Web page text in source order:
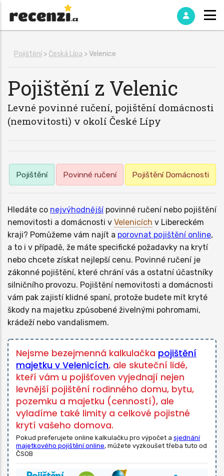
Pojištění > Česká Lípa > Velenice
Pojištění z Velenic
Levné povinné ručení, pojištění domácnosti
(nemovitosti) v okolí České Lípy
Pojištění Povinné ručení Pojištění Domácnosti
Hledáte co nejvýhodnějšípovinné ručení nebo pojištění
nemovitosti a domácnosti v Velenicích v Libereckém
kraji? Pomůžeme vám najít a porovnat pojištění online,
a to i v případě, že máte specifické požadavky na krytí
nebo chcete získat nejlepší cenu. Povinné ručení je
zákonné pojištění, které chrání vás a ostatní účastníky
silničního provozu. Pojištění nemovitosti a domácnosti
vám pak zajistí klidné spaní, protože budete mít kryté
škody na majetku způsobené živelnými pohromami,
krádeží nebo vandalismem.
Nejsme bezejmenná kalkulačka pojištění
majetku v Velenicích, ale skuteční lidé,
kteří vám u pojišťoven vyjednají nejen
levnější pojištění rodinného domu, bytu,
pozemku a majetku (cenností), ale
vyladíme také limity a celkové pojistné
krytí vašeho domova.
Pokud preferujete online kalkulačku pro výpočet a sjednání
majetkového pojištění online, můžete vyzkoušet třeba tuto od
ČSOB